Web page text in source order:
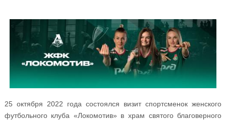
25 октября 2022 года состоялся визит спортсменок женского
футбольного клуба «Локомотив» в храм святого благоверного